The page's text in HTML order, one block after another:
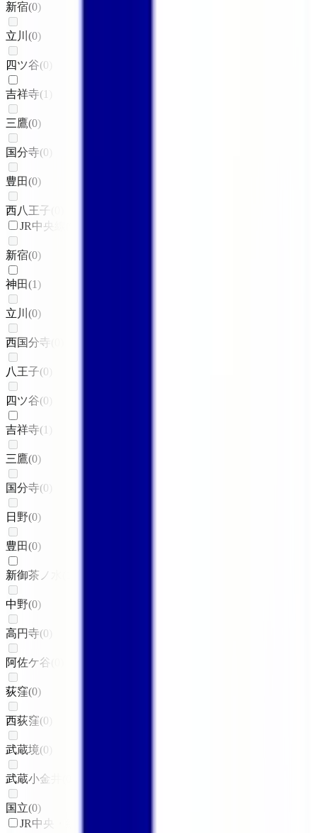
新宿(0)
立川 (0)
四ツ谷(0
吉祥寺(1
三鷹(0)
国分寺(0
豊田(0)
西八王子
JR中央線(快速)
新宿(0)
神田(1)
立川 (0)
西国分寺
八王子(0
四ツ谷(0
吉祥寺(1
三鷹(0)
国分寺(0
日野(0)
豊田(0)
新御茶ノ水
中野(0)
高円寺(0
阿佐ケ谷
荻窪(0)
西荻窪(0
武蔵境(0
武蔵小金井
国立(0)
JR中央・総武線